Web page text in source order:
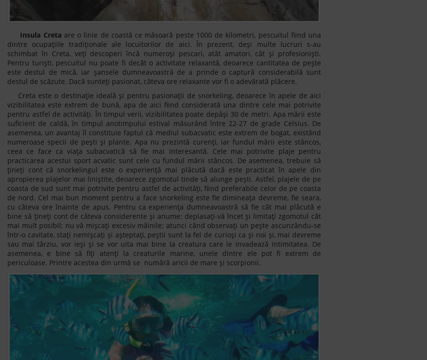
Insula Cretaare o linie de coastă ce măsoară peste 1000 de kilometri, pescuitul fiind una
dintre ocupațiile tradiționale ale locuitorilor de aici. În prezent, deși multe lucruri s-au
schimbat în Creta, veți descoperi încă numeroși pescari, atât amatori, cât și profesioniști.
Pentru turiști, pescuitul nu poate fi decât o activitate relaxantă, deoarece cantitatea de pește
este destul de mică, iar șansele dumneavoastră de a prinde o captură considerabilă sunt
destul de scăzute. Dacă sunteți pasionat, câteva ore relaxante vor fi o adevărată plăcere.
Creta este o destinație ideală și pentru pasionații de snorkeling, deoarece în apele de aici
vizibilitatea este extrem de bună, apa de aici fiind considerată una dintre cele mai potrivite
pentru astfel de activități. În timpul verii, vizibilitatea poate depăși 30 de metri. Apa mării este
suficient de caldă, în timpul anotimpului estival măsurând între 22-27 de grade Celsius. De
asemenea, un avantaj îl constituie faptul că mediul subacvatic este extrem de bogat, existând
numeroase specii de pești și plante. Apa nu prezintă curenți, iar fundul mării este stâncos,
ceea ce face ca viața subacvatică să fie mai interesantă. Cele mai potrivite plaje pentru
practicarea acestui sport acvatic sunt cele cu fundul mării stâncos. De asemenea, trebuie să
țineți cont că snorkelingul este o experiență mai plăcută dacă este practicat în apele din
apropierea plajelor mai liniștite, deoarece zgomotul tinde să alunge pești. Astfel, plajele de pe
coasta de sud sunt mai potrivite pentru astfel de activități, fiind preferabile celor de pe coasta
de nord. Cel mai bun moment pentru a face snorkeling este fie dimineața devreme, fie seara,
cu câteva ore înainte de apus. Pentru ca experiența dumneavoastră să fie cât mai plăcută e
bine să țineți cont de câteva considerente și anume: deplasați-vă încet și limitați zgomotul cât
mai mult posibil; nu vă mișcaţi excesiv mâinile; atunci când observaţi un pește ascunzându-se
într-o cavitate, staţi nemișcaţi și așteptaţi, peștii sunt la fel de curioși ca și noi și, mai devreme
sau mai târziu, vor ieși și se vor uita mai bine la creatura care le invadează intimitatea. De
asemenea, e bine să fiți atenți la creaturile marine, unele dintre ele pot fi extrem de
periculoase. Printre acestea din urmă se numără aricii de mare și scorpionii.